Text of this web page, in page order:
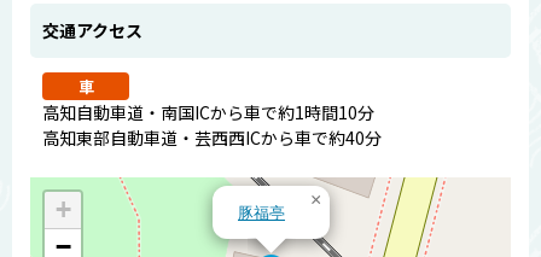
交通アクセス
車
高知自動車道・南国ICから車で約1時間10分
高知東部自動車道・芸西西ICから車で約40分
豚福亭
×
+
−